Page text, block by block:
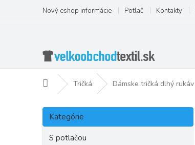
obsah
Nový eshop informácie Potlač Kontakty
DomovTričká Dámske tričká dlhý rukáv
B
č
Preskočiť
kategórie
Kategórie
S potlačou